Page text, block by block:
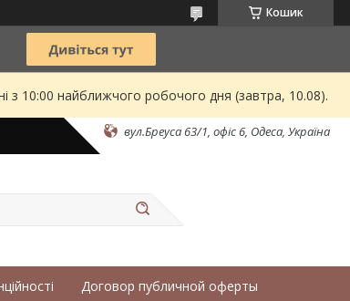
Кошик
з 10:00 найближчого робочого дня (завтра, 10.08).
вул.Бреуса 63/1, офіс 6, Одеса, Україна
Договор публичной оферты